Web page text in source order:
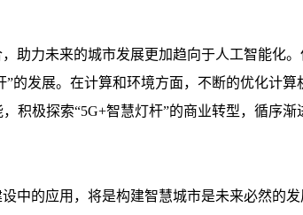
助力未来的城市发展更加趋向于人工智能化
的发展。在计算和环境方面，不断的优化计
极探索“5G+智慧灯杆”的商业转型，循序渐
中的应用，将是构建智慧城市是未来必然的